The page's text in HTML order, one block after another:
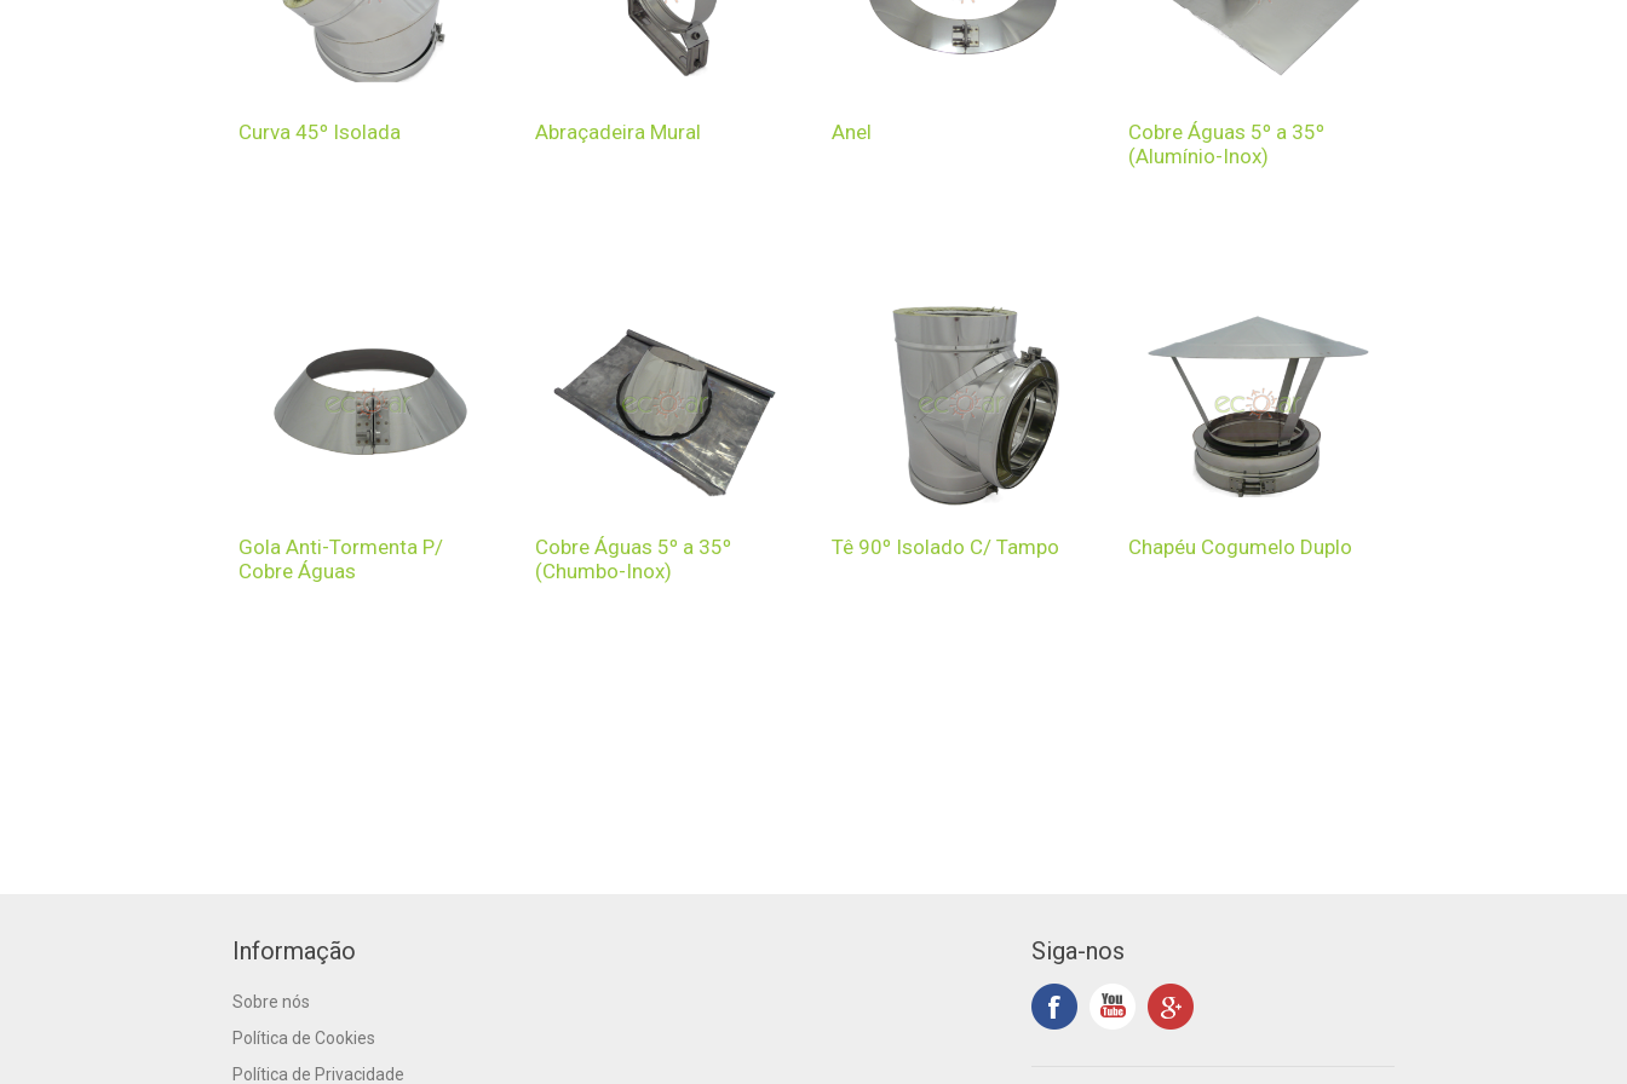
Curva 45º Isolada Abraçadeira Mural Anel
Cobre Águas 5º a 35º
(Alumínio-Inox)
Gola Anti-Tormenta P/
Cobre Águas
Cobre Águas 5º a 35º
(Chumbo-Inox)
Tê 90º Isolado C/ Tampo Chapéu Cogumelo Duplo
Informação
Sobre nós
Política de Cookies
Política de Privacidade
Siga-nos